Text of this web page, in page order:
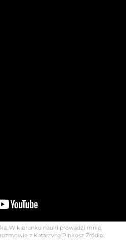
W kierunku nauki prowadzi mnie
z Katarzyną Pinkosz Źródło: